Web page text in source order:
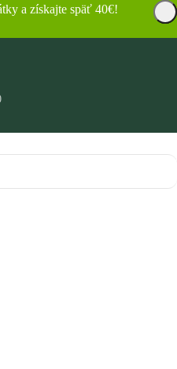
a získajte späť 40€!